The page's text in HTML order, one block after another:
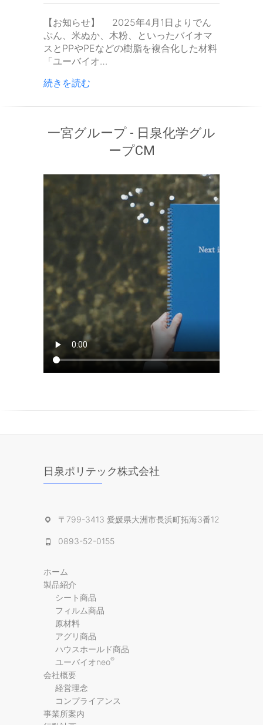
【お知らせ】 2025年4月1日よりでん
ぷん、米ぬか、木粉、といったバイオマ
スとPPやPEなどの樹脂を複合化した材料
「ユーバイオ…
続きを読む
一宮グループ - 日泉化学グル
ープCM
日泉ポリテック株式会社
〒799-3413 愛媛県大洲市長浜町拓海3番12
0893-52-0155
ホーム
製品紹介
シート商品
フィルム商品
原材料
アグリ商品
ハウスホールド商品
ユーバイオneo®
会社概要
経営理念
コンプライアンス
事業所案内